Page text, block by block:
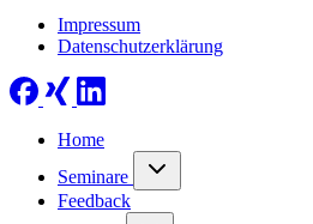
Impressum
Datenschutzerklärung
Home
Seminare
Feedback